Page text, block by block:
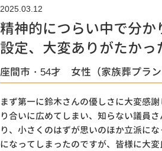
2025.03.12
精神的につらい中で分
設定、大変ありがたかっ
座間市・54才 女性（家族葬プラ
まず第一に鈴木さんの優しさに大変感
り合いに広めてしまい、知らない議員
り、小さくのはずが思いのほか立派に
になってしまったのですが、皆様に大